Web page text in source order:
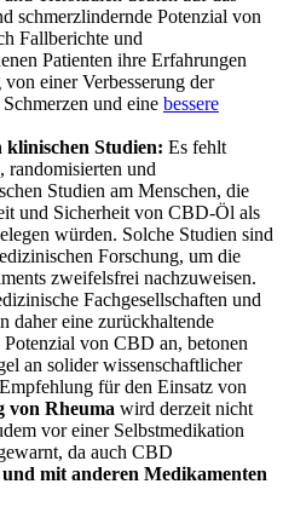
schmerzlindernde Potenzial von
Fallberichte und
Patienten ihre Erfahrungen
einer Verbesserung der
und eine bessere
klinischen Studien: Es fehlt
randomisierten und
Studien am Menschen, die
und Sicherheit von CBD-Öl als
würden. Solche Studien sind
Forschung, um die
zweifelsfrei nachzuweisen.
Fachgesellschaften und
daher eine zurückhaltende
von CBD an, betonen
an solider wissenschaftlicher
für den Einsatz von
von Rheuma wird derzeit nicht
vor einer Selbstmedikation
da auch CBD
mit anderen Medikamenten